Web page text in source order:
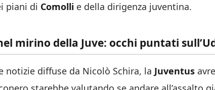
piani di Comolli e della dirigenza juventina.
mirino della Juve: occhi puntati
notizie diffuse da Nicolò Schira, la Juventus